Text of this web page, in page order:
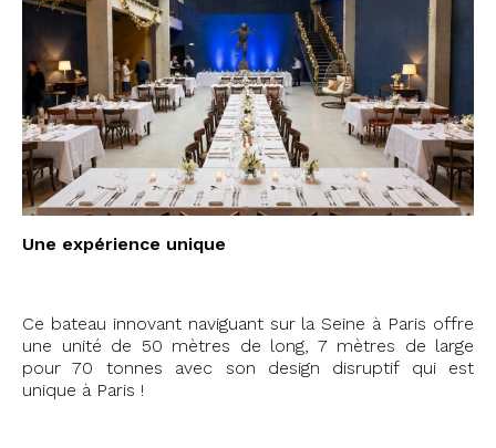
Une expérience unique
Ce bateau innovant naviguant sur la Seine à Paris offre
une unité de 50 mètres de long, 7 mètres de large
pour 70 tonnes avec son design disruptif qui est
unique à Paris !